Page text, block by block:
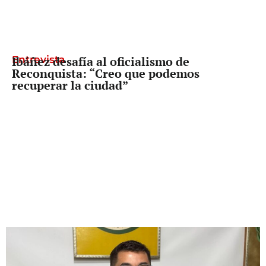
Entrevista
Ibáñez desafía al oficialismo de
Reconquista: “Creo que podemos
recuperar la ciudad”